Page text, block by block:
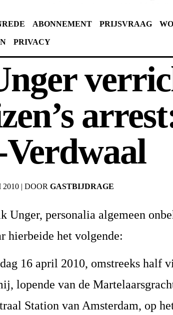
ABONNEMENT PRIJSVRAAG
PRIVACY
Verdwaal
2010 |DOOR GASTBIJDRAGE
Unger, personalia algemeen
hierbeide het volgende:
16 april 2010, omstreeks half
lopende van de
Station van Amsterdam, op